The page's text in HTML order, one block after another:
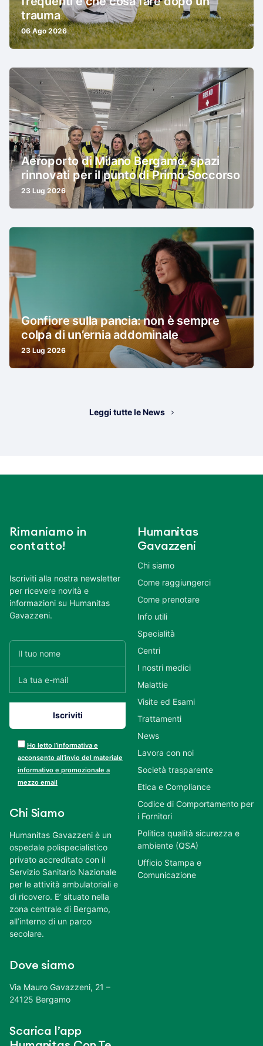
trauma
06 Ago 2026
Aeroporto di Milano Bergamo, spazi
rinnovati per il punto di Primo Soccorso
23 Lug 2026
Gonfiore sulla pancia: non è sempre
colpa di un’ernia addominale
23 Lug 2026
Leggi tutte le News
Rimaniamo in
contatto!
Iscriviti alla nostra newsletter
per ricevere novità e
informazioni su Humanitas
Gavazzeni.
Ho letto l’informativa e
acconsento all’invio del materiale
informativo e promozionale a
mezzo email
Chi Siamo
Humanitas Gavazzeni è un
ospedale polispecialistico
privato accreditato con il
Servizio Sanitario Nazionale
per le attività ambulatoriali e
di ricovero. E’ situato nella
zona centrale di Bergamo,
all’interno di un parco
secolare.
Dove siamo
Via Mauro Gavazzeni, 21 –
24125 Bergamo
Scarica l’app
Humanitas
Gavazzeni
Chi siamo
Come raggiungerci
Come prenotare
Info utili
Specialità
Centri
I nostri medici
Malattie
Visite ed Esami
Trattamenti
News
Lavora con noi
Società trasparente
Etica e Compliance
Codice di Comportamento per
i Fornitori
Politica qualità sicurezza e
ambiente (QSA)
Ufficio Stampa e
Comunicazione